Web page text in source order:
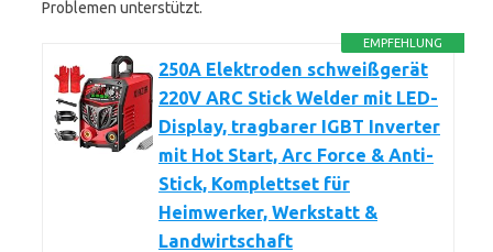
Problemen unterstützt.
EMPFEHLUNG
250A Elektroden schweißgerät
220V ARC Stick Welder mit LED-
Display, tragbarer IGBT Inverter
mit Hot Start, Arc Force & Anti-
Stick, Komplettset für
Heimwerker, Werkstatt &
Landwirtschaft